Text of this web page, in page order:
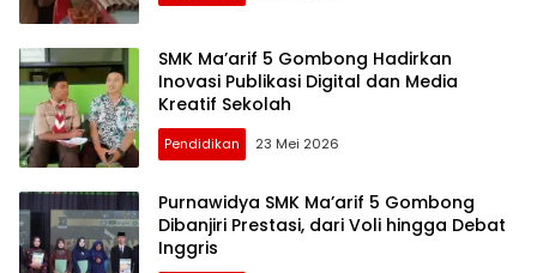
SMK Ma’arif 5 Gombong Hadirkan
Inovasi Publikasi Digital dan Media
Kreatif Sekolah
Pendidikan 23 Mei 2026
Purnawidya SMK Ma’arif 5 Gombong
Dibanjiri Prestasi, dari Voli hingga Debat
Inggris